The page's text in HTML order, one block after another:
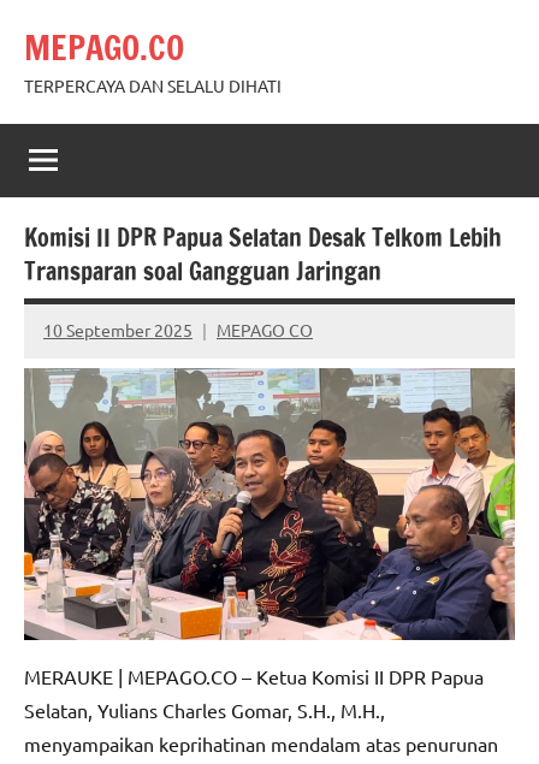
content
MEPAGO.CO
TERPERCAYA DAN SELALU DIHATI
Komisi II DPR Papua Selatan Desak Telkom Lebih
Transparan soal Gangguan Jaringan
10 September 2025 MEPAGO CO
No
comments
MERAUKE | MEPAGO.CO – Ketua Komisi II DPR Papua
Selatan, Yulians Charles Gomar, S.H., M.H.,
menyampaikan keprihatinan mendalam atas penurunan